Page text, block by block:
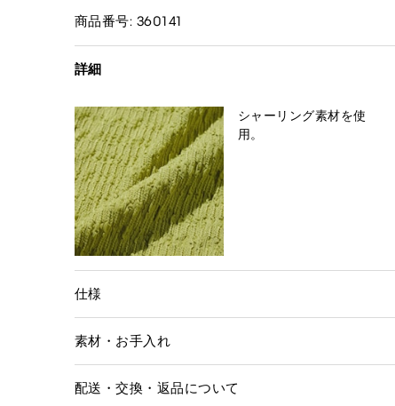
商品番号: 360141
詳細
シャーリング素材を使
用。
仕様
素材・お手入れ
配送・交換・返品について